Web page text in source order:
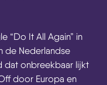
“Do It All Again” in
de Nederlandse
dat onbreekbaar lijkt
door Europa en